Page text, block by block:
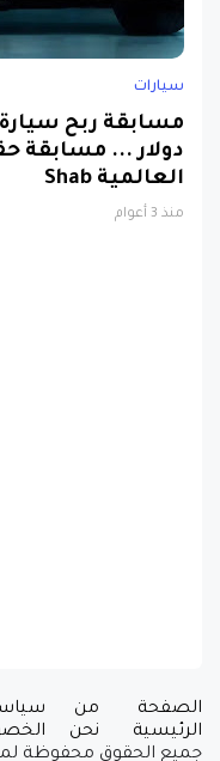
سيارات
دولار ... مسابقة
العالمية Shab
منذ 3 أعوام
الصفحة
الرئيسية
من
نحن
جميع الحقوق محفوظة